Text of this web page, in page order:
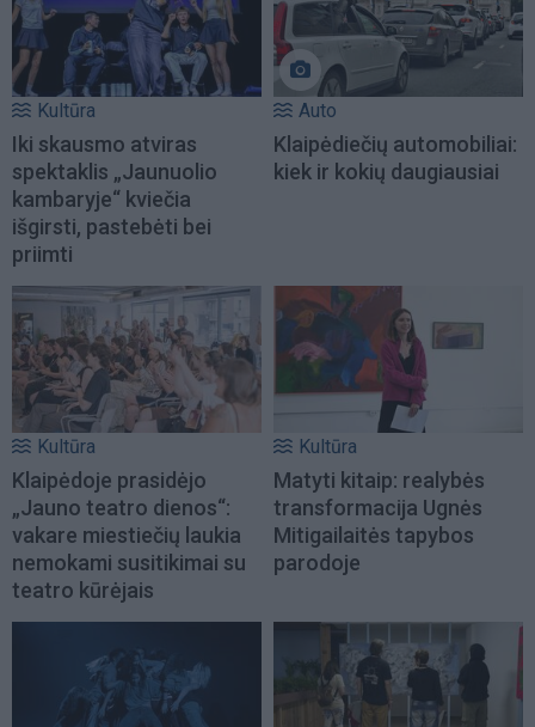
Kultūra
Iki skausmo atviras
spektaklis „Jaunuolio
kambaryje“ kviečia
išgirsti, pastebėti bei
priimti
Auto
Klaipėdiečių automobiliai:
kiek ir kokių daugiausiai
Kultūra
Klaipėdoje prasidėjo
„Jauno teatro dienos“:
vakare miestiečių laukia
nemokami susitikimai su
teatro kūrėjais
Kultūra
Matyti kitaip: realybės
transformacija Ugnės
Mitigailaitės tapybos
parodoje